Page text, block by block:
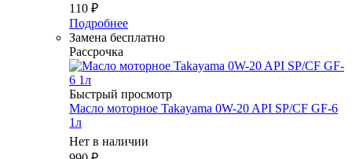
110 ₽
Подробнее
Замена бесплатно
Рассрочка
Быстрый просмотр
Масло моторное Takayama 0W-20 API SP/CF GF-6
1л
Нет в наличии